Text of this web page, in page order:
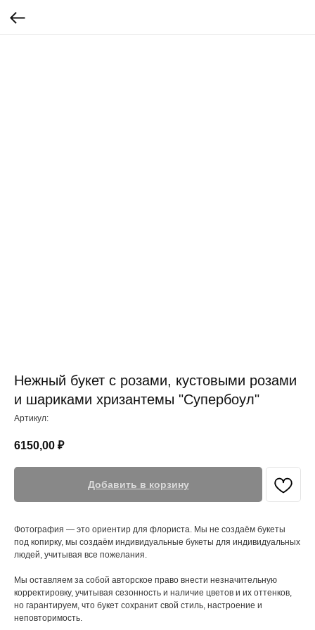
Нежный букет с розами, кустовыми розами
и шариками хризантемы "Супербоул"
Артикул:
6150,00 ₽
Добавить в корзину
Фотография — это ориентир для флориста. Мы не создаём букеты
под копирку, мы создаём индивидуальные букеты для индивидуальных
людей, учитывая все пожелания.
Мы оставляем за собой авторское право внести незначительную
корректировку, учитывая сезонность и наличие цветов и их оттенков,
но гарантируем, что букет сохранит свой стиль, настроение и
неповторимость.